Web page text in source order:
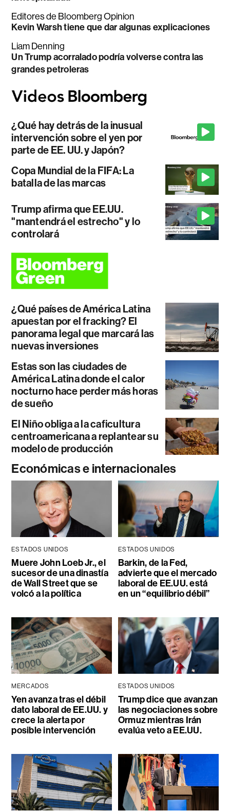
Editores de Bloomberg Opinion
Kevin Warsh tiene que dar algunas explicaciones
Liam Denning
Un Trump acorralado podría volverse contra las
grandes petroleras
¿Qué hay detrás de la inusual
intervención sobre el yen por
parte de EE. UU. y Japón?
Copa Mundial de la FIFA: La
batalla de las marcas
Trump afirma que EE.UU.
"mantendrá el estrecho" y lo
controlará
¿Qué países de América Latina
apuestan por el fracking? El
panorama legal que marcará las
nuevas inversiones
Estas son las ciudades de
América Latina donde el calor
nocturno hace perder más horas
de sueño
El Niño obliga a la caficultura
centroamericana a replantear su
modelo de producción
Económicas e internacionales
ESTADOS UNIDOS
Muere John Loeb Jr., el
sucesor de una dinastía
de Wall Street que se
volcó a la política
ESTADOS UNIDOS
Barkin, de la Fed,
advierte que el mercado
laboral de EE.UU. está
en un “equilibrio débil”
MERCADOS
Yen avanza tras el débil
dato laboral de EE.UU. y
crece la alerta por
posible intervención
ESTADOS UNIDOS
Trump dice que avanzan
las negociaciones sobre
Ormuz mientras Irán
evalúa veto a EE.UU.